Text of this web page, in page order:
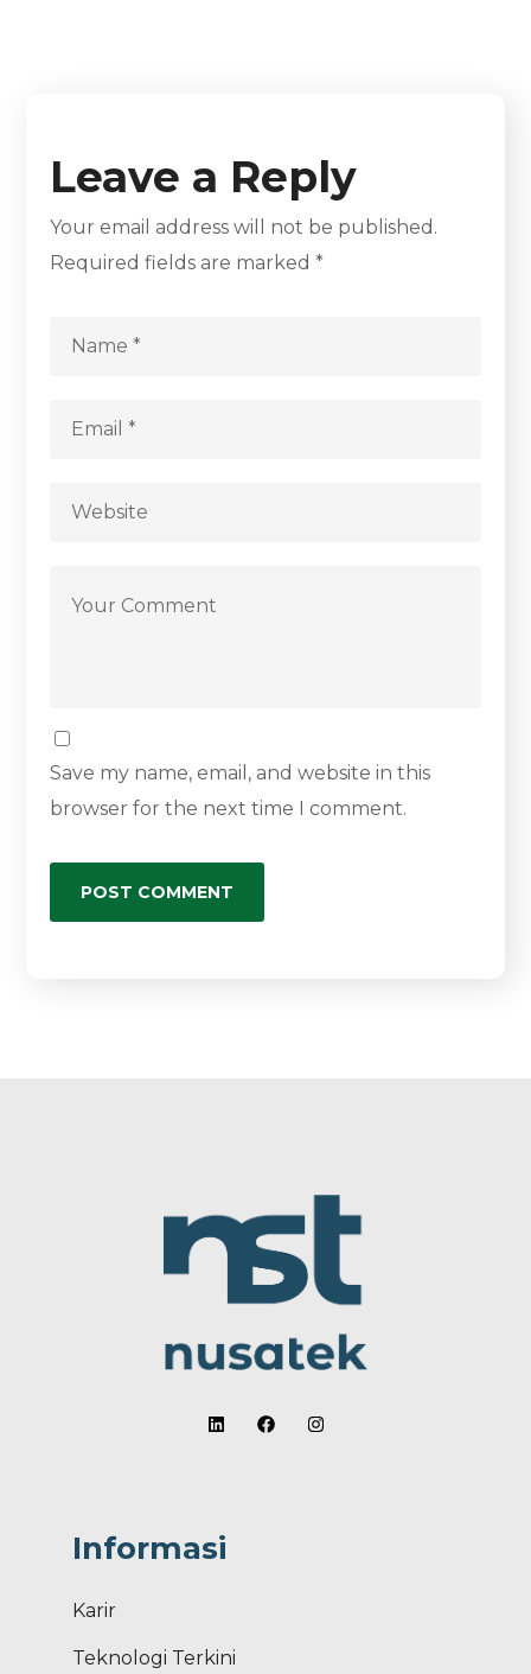
Leave a Reply
Your email address will not be published.
Required fields are marked*
Save my name, email, and website in this
browser for the next time I comment.
Informasi
Karir
Teknologi Terkini